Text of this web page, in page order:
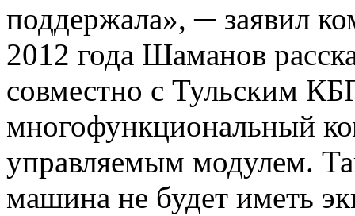
поддержала», ─ заявил
2012 года Шаманов
совместно с Тульским
многофункциональный
управляемым модулем.
машина не будет иметь